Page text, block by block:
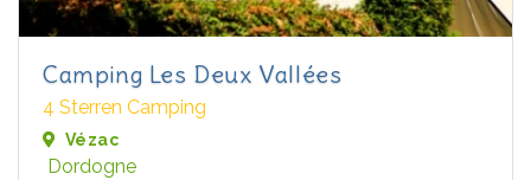
Camping Les Deux Vallées
4 Sterren Camping
Vézac
Dordogne